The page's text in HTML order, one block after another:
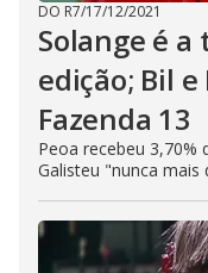
DO R7/17/12/2021
Solange é a
edição; Bil e
Fazenda 13
Peoa recebeu
Galisteu "nunca mais